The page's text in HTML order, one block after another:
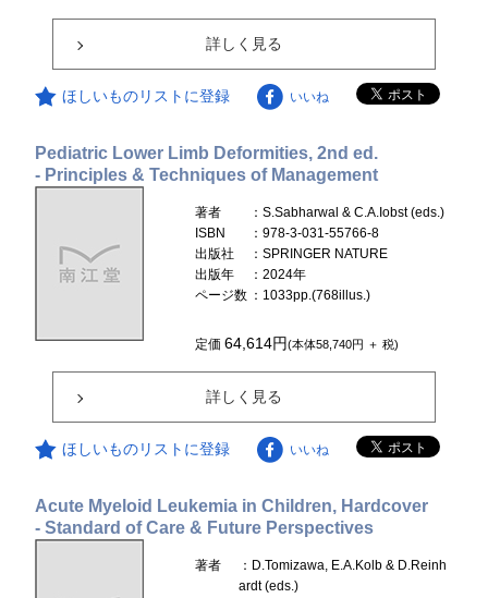
詳しく見る
ほしいものリストに登録 いいね
Pediatric Lower Limb Deformities, 2nd ed.
- Principles & Techniques of Management
著者
：S.Sabharwal & C.A.Iobst (eds.)
ISBN
：978-3-031-55766-8
出版社
：SPRINGER NATURE
出版年
：2024年
ページ数 ：1033pp.(768illus.)
定価64,614円(本体58,740円 ＋ 税)
詳しく見る
ほしいものリストに登録 いいね
Acute Myeloid Leukemia in Children, Hardcover
- Standard of Care & Future Perspectives
著者
：D.Tomizawa, E.A.Kolb & D.Reinh
ardt (eds.)